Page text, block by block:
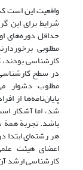
واقعیت این است
شرایط برای این
حداقل دوره‌های
مطلوبی
کارشناسی
در سطح کارشناسی
مطلوب دشوار
پایان‌نامه‌ها از
شد، اما آشکار
باشد. تجربة همة
هر رشته‌ای ابتدا
اعضای هیئت
کارشناسی ارشد